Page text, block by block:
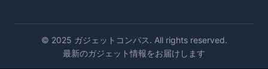
© 2025 ガジェットコンパス. All rights reserved.
最新のガジェット情報をお届けします